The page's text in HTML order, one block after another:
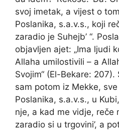
svoj imetak, a vijest o
Poslanika, s.a.v.s., koji
zaradio je Suhejb’ “.
objavljen ajet: „Ima ljudi
Allaha umilostivili – a
Svojim“ (El-Bekare: 207).
sam potom iz Mekke,
Poslanika, s.a.v.s., u
nje, a kad me vidje, reče
zaradio si u trgovini’, a